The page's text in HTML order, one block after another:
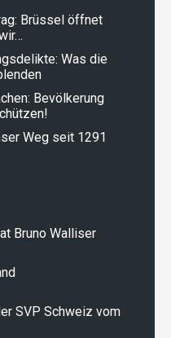
Brüssel öffnet
Was die
Bevölkerung
Weg seit 1291
Bruno Walliser
SVP Schweiz vom